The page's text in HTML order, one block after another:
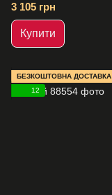
3 105 грн
Купити
БЕЗКОШТОВНА ДОСТАВКА
12